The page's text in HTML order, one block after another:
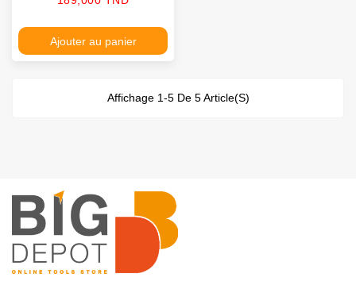
Ajouter au panier
Affichage 1-5 De 5 Article(s)